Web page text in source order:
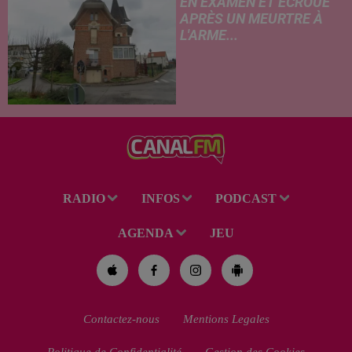
APRÈS UN MEURTRE À
L'ARME...
de 38 ans a été mis en examen
pour homicide...
RADIO INFOS PODCAST
AGENDA JEU
Contactez-nous Mentions Legales